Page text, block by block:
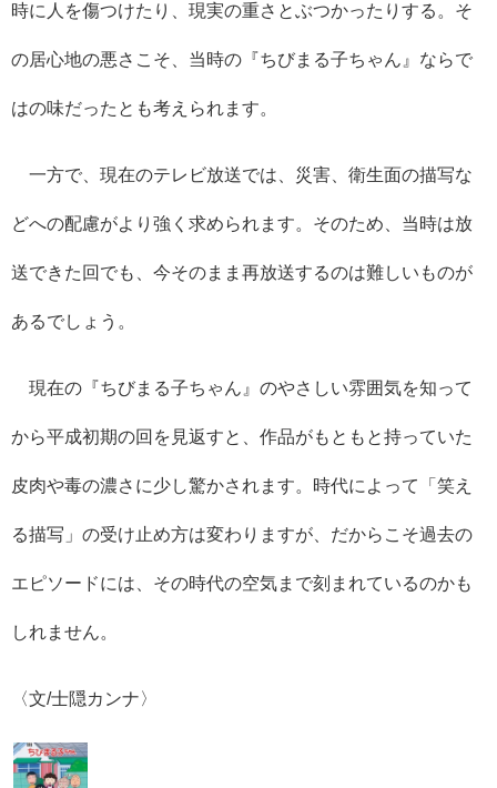
時に人を傷つけたり、現実の重さとぶつかったりする。そ
の居心地の悪さこそ、当時の『ちびまる子ちゃん』ならで
はの味だったとも考えられます。
一方で、現在のテレビ放送では、災害、衛生面の描写な
どへの配慮がより強く求められます。そのため、当時は放
送できた回でも、今そのまま再放送するのは難しいものが
あるでしょう。
現在の『ちびまる子ちゃん』のやさしい雰囲気を知って
から平成初期の回を見返すと、作品がもともと持っていた
皮肉や毒の濃さに少し驚かされます。時代によって「笑え
る描写」の受け止め方は変わりますが、だからこそ過去の
エピソードには、その時代の空気まで刻まれているのかも
しれません。
〈文/士隠カンナ〉